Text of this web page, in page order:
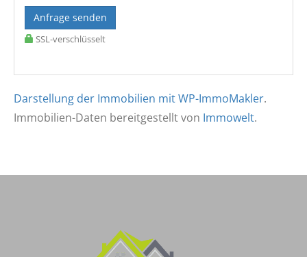
Anfrage senden
SSL-verschlüsselt
Darstellung der Immobilien mit WP-ImmoMakler.
Immobilien-Daten bereitgestellt von Immowelt.